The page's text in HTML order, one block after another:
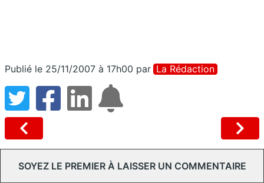
Publié le 25/11/2007 à 17h00 par La Rédaction
SOYEZ LE PREMIER À LAISSER UN COMMENTAIRE